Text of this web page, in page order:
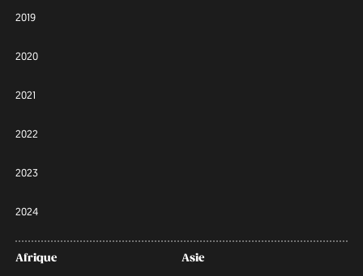
2019
2020
2021
2022
2023
2024
Afrique
Asie